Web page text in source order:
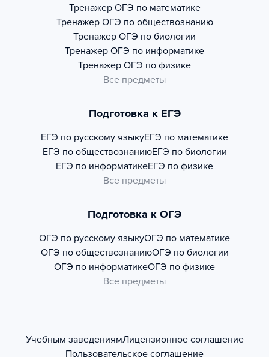
Тренажер ОГЭ по математике
Тренажер ОГЭ по обществознанию
Тренажер ОГЭ по биологии
Тренажер ОГЭ по информатике
Тренажер ОГЭ по физике
Все предметы
Подготовка к ЕГЭ
ЕГЭ по русскому языкуЕГЭ по математике
ЕГЭ по обществознаниюЕГЭ по биологии
ЕГЭ по информатикеЕГЭ по физике
Все предметы
Подготовка к ОГЭ
ОГЭ по русскому языкуОГЭ по математике
ОГЭ по обществознаниюОГЭ по биологии
ОГЭ по информатикеОГЭ по физике
Все предметы
Учебным заведениямЛицензионное соглашение
Пользовательское соглашение